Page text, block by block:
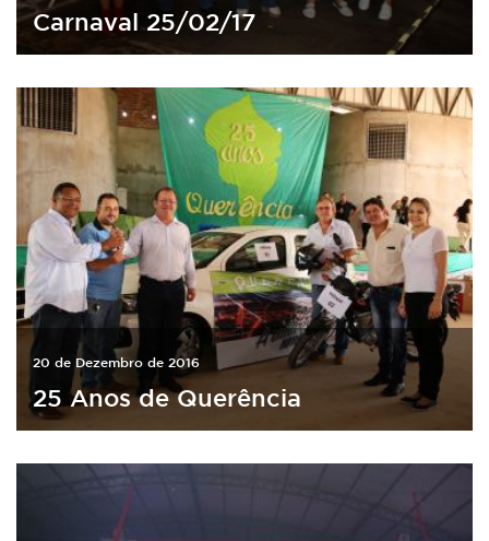
Carnaval 25/02/17
20 de Dezembro de 2016
25 Anos de Querência